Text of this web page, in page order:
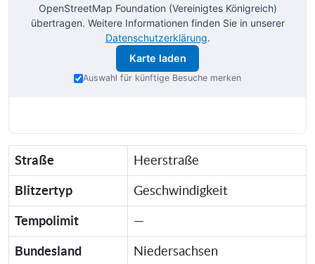
OpenStreetMap Foundation (Vereinigtes Königreich)
übertragen. Weitere Informationen finden Sie in unserer
Datenschutzerklärung.
Karte laden
Auswahl für künftige Besuche merken
Straße Heerstraße
Blitzertyp Geschwindigkeit
Tempolimit —
Bundesland Niedersachsen